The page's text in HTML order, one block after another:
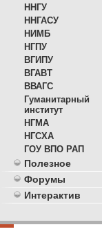
ННГУ
ННГАСУ
НИМБ
НГПУ
ВГИПУ
ВГАВТ
ВВАГС
Гуманитарный
институт
НГМА
НГСХА
ГОУ ВПО РАП
Полезное
Форумы
Интерактив